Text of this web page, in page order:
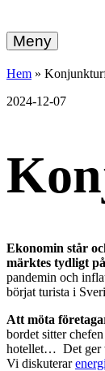
vidare
till
energi
+
Meny
Hem »
2024-12-07
Ekonomin står
märktes tydligt
pandemin och
börjat turista i
Att möta
bordet sitter
hotellet… Det ger
Vi diskuterarenergi